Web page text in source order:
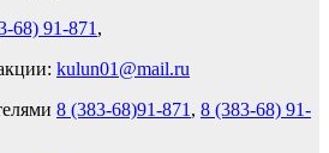
68) 91-871 ,
kulun01@mail.ru
8 (383-68)91-871 , 8 (383-68) 91-